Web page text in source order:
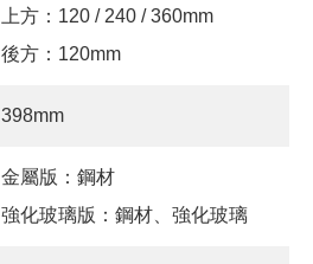
上方：120 / 240 / 360mm
後方：120mm
398mm
金屬版：鋼材
強化玻璃版：鋼材、強化玻璃